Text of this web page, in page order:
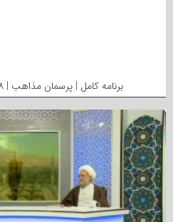
برنامه کامل | پرسمان مذاهب | ۱۴۰۵.۴.۸ | استاد توحیدی